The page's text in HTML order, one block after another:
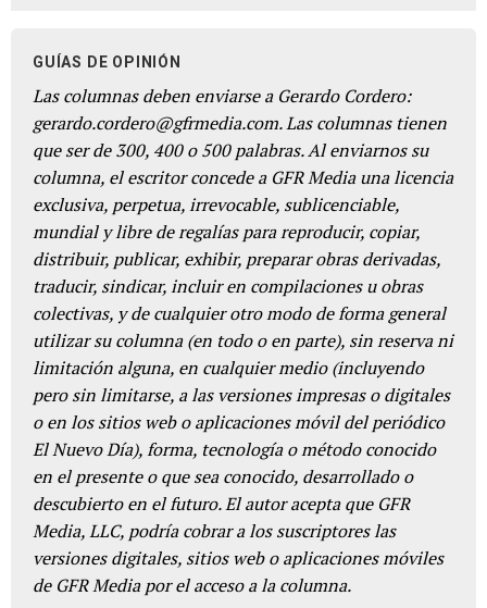
GUÍAS DE OPINIÓN
Las columnas deben enviarse a Gerardo Cordero:
gerardo.cordero@gfrmedia.com. Las columnas tienen
que ser de 300, 400 o 500 palabras. Al enviarnos su
columna, el escritor concede a GFR Media una licencia
exclusiva, perpetua, irrevocable, sublicenciable,
mundial y libre de regalías para reproducir, copiar,
distribuir, publicar, exhibir, preparar obras derivadas,
traducir, sindicar, incluir en compilaciones u obras
colectivas, y de cualquier otro modo de forma general
utilizar su columna (en todo o en parte), sin reserva ni
limitación alguna, en cualquier medio (incluyendo
pero sin limitarse, a las versiones impresas o digitales
o en los sitios web o aplicaciones móvil del periódico
El Nuevo Día), forma, tecnología o método conocido
en el presente o que sea conocido, desarrollado o
descubierto en el futuro. El autor acepta que GFR
Media, LLC, podría cobrar a los suscriptores las
versiones digitales, sitios web o aplicaciones móviles
de GFR Media por el acceso a la columna.